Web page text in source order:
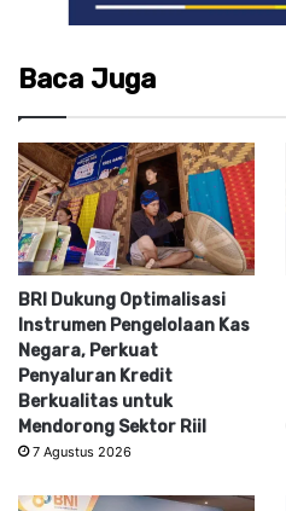
Baca Juga
BRI Dukung Optimalisasi
Instrumen Pengelolaan Kas
Negara, Perkuat
Penyaluran Kredit
Berkualitas untuk
Mendorong Sektor Riil
7 Agustus 2026